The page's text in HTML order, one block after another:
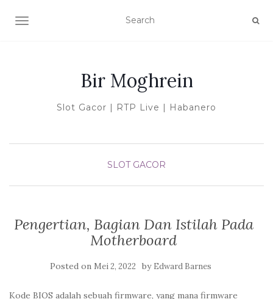
TOGGLE NAVIGATION
Bir Moghrein
Slot Gacor | RTP Live | Habanero
SLOT GACOR
Pengertian, Bagian Dan Istilah Pada
Motherboard
Posted on Mei 2, 2022 by Edward Barnes
Kode BIOS adalah sebuah firmware, yang mana firmware